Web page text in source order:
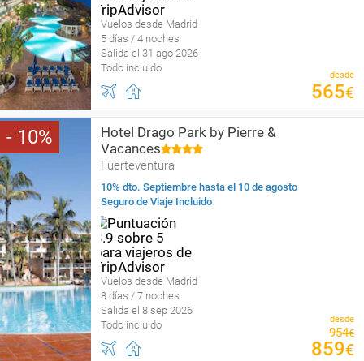
Vuelos desde Madrid
5 días / 4 noches
Salida el 31 ago 2026
Todo incluido
desde
565€
10
Hotel Drago Park by Pierre &
Vacances
Fuerteventura
10% dto. Septiembre hasta el 10 de agosto
Seguro de Viaje Incluido
Vuelos desde Madrid
8 días / 7 noches
Salida el 8 sep 2026
Todo incluido
desde
954€
859€